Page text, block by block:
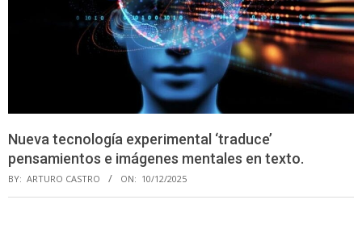
Nueva tecnología experimental ‘traduce’
pensamientos e imágenes mentales en texto.
BY: ARTURO CASTRO ON: 10/12/2025